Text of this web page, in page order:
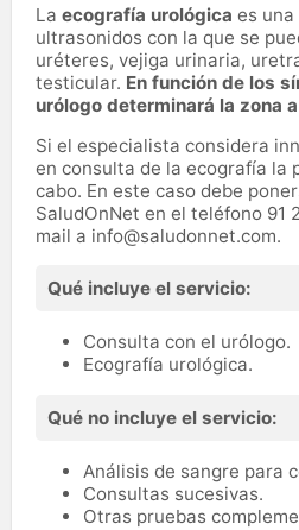
La ecografía urológica es una
ultrasonidos con la que se
uréteres, vejiga urinaria,
testicular. En función de los
urólogo determinará la zona
Si el especialista considera
en consulta de la ecografía la
cabo. En este caso debe
SaludOnNet en el teléfono 91
mail a info@saludonnet.com.
Qué incluye el servicio:
Consulta con el urólogo.
Ecografía urológica.
Qué no incluye el servicio:
Análisis de sangre para
Consultas sucesivas.
Otras pruebas